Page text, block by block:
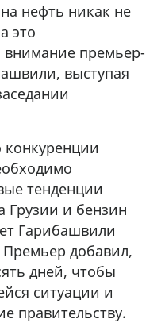
нефть никак не
это
внимание премьер-
выступая
конкуренции
тенденции
Грузии и бензин
Гарибашвили
добавил,
дней, чтобы
ситуации и
правительству.